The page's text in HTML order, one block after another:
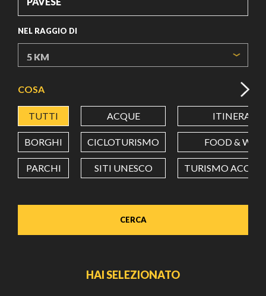
NEL RAGGIO DI
COSA
TUTTI ACQUE ITINERARI
BORGHI CICLOTURISMO FOOD &
PARCHI SITI UNESCO TURISMO
CERCA
HAI SELEZIONATO